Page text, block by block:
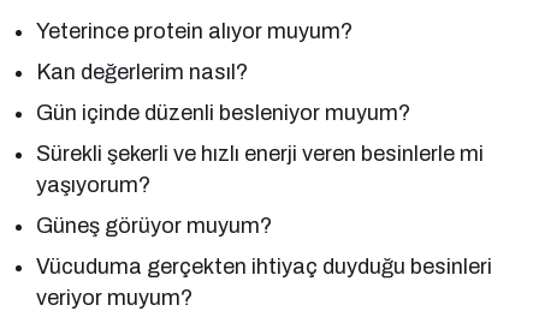
Yeterince protein alıyor muyum?
Kan değerlerim nasıl?
Gün içinde düzenli besleniyor muyum?
Sürekli şekerli ve hızlı enerji veren besinlerle mi
yaşıyorum?
Güneş görüyor muyum?
Vücuduma gerçekten ihtiyaç duyduğu besinleri
veriyor muyum?